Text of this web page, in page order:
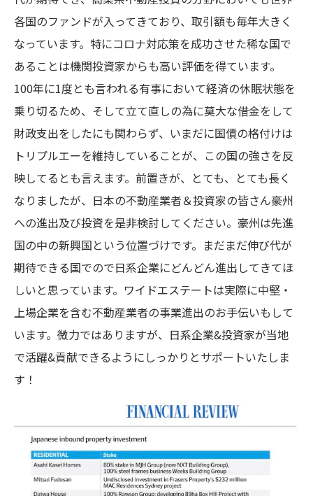
各国のファンドが入ってきており、取引額も毎年大きく
なっています。特にコロナ対応策を成功させた稀な国で
あることは機関投資家からも高い評価を得ています。
100年に1度とも言われる有事において経済の休眠状態を
乗り切るため、そして立て直しの為に莫大な借金をして
財政支出をしたにも関わらず、いまだに国債の格付けは
トリプルエーを維持していることが、この国の強さを反
映してるとも言えます。前置きが、とても、とても長く
なりましたが、日本の不動産業者＆投資家の皆さん豪州
への進出及び投資を是非検討してください。豪州は先進
国の中の新興国という位置づけです。まだまだ伸び代が
期待できる国でので日系企業にどんどん進出してきてほ
しいと思っています。ワイドエステートは実際に中堅・
上場企業を含む不動産業者の事業進出のお手伝いもして
います。微力ではありますが、日系企業&投資家が当地
で活躍&貢献できるようにしっかりとサポートいたしま
す！